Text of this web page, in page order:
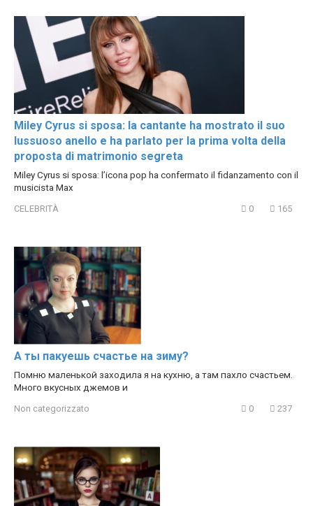
Miley Cyrus si sposa: la cantante ha mostrato il suo
lussuoso anello e ha parlato per la prima volta della
proposta di matrimonio segreta
Miley Cyrus si sposa: l’icona pop ha confermato il fidanzamento con il
musicista Max
CELEBRITÀ 0 165
А ты пакуешь счастье на зиму?
Помню маленькой заходила я на кухню, а там пахло счастьем.
Много вкусных джемов и
Non categorizzato 0 237